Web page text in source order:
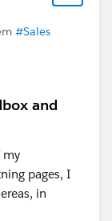
#Sales
and
my
pages, I
in